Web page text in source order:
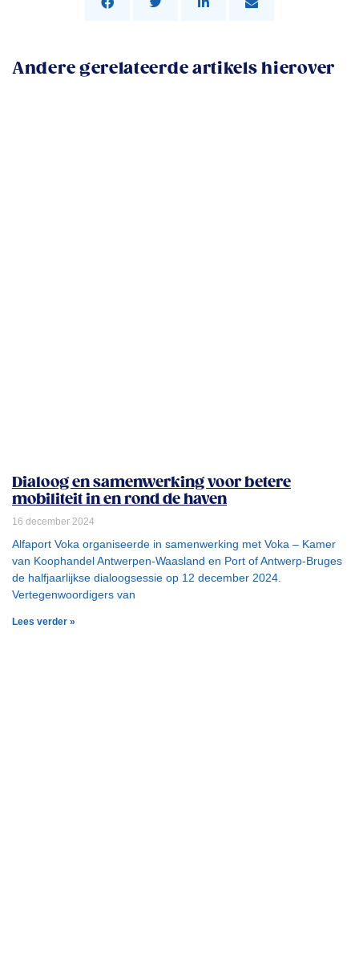
Andere gerelateerde artikels hierover
Dialoog en samenwerking voor betere
mobiliteit in en rond de haven
16 december 2024
Alfaport Voka organiseerde in samenwerking met Voka – Kamer
van Koophandel Antwerpen-Waasland en Port of Antwerp-Bruges
de halfjaarlijkse dialoogsessie op 12 december 2024.
Vertegenwoordigers van
Lees verder »